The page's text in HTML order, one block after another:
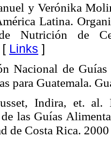
y Verónika
Latina.
Nutrición de
Links ]
Nacional de
para Guatemala.
Indira, et. al.
de las Guías
de Costa Rica. 2000